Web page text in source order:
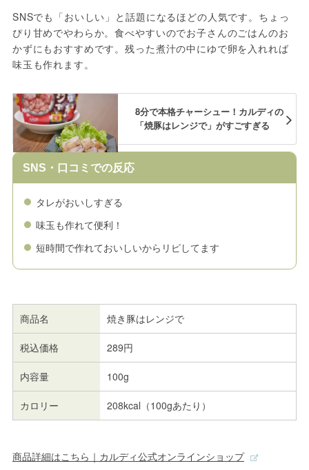
SNSでも「おいしい」と話題になるほどの人気です。ちょっ
ぴり甘めでやわらか。食べやすいのでお子さんのごはんのお
かずにもおすすめです。残った煮汁の中にゆで卵を入れれば
味玉も作れます。
8分で本格チャーシュー！カルディの
「焼豚はレンジで」がすごすぎる
SNS・口コミでの反応
タレがおいしすぎる
味玉も作れて便利！
短時間で作れておいしいからリピしてます
商品名 焼き豚はレンジで
税込価格 289円
内容量 100g
カロリー 208kcal（100gあたり）
商品詳細はこちら｜カルディ公式オンラインショップ